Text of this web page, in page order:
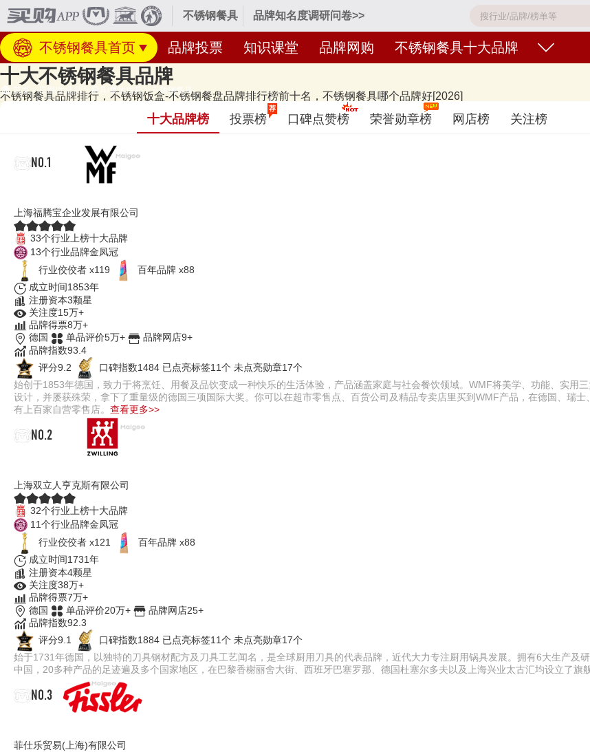
不锈钢餐具 品牌知名度调研问卷>>
不锈钢餐具首页 品牌投票 知识课堂 品牌网购 不锈钢餐具十大品牌
十大不锈钢餐具品牌
不锈钢餐具品牌排行，不锈钢饭盒-不锈钢餐盘品牌排行榜前十名，不锈钢餐具哪个品牌好[2026]
发布啦！居前十的有：WMF福腾宝、ZWILLING双立人、Fissler菲仕乐、凌丰
MAXCOOK等，上榜不锈钢餐具十大品牌榜单和著名不锈钢餐具品牌名单的是口碑好或知名度高、有实力的品牌，排名不分先后，仅供
于商标分类的第21类。榜单更新时间：2026年07月23日（每月更新）
首页 > 日用/生活品 > 厨具/餐饮用具 > 不锈钢餐具
十大品牌榜 投票榜
荐
口碑点赞榜 荣誉勋章榜 网店榜 关注榜
NO.1
上海福腾宝企业发展有限公司
33个行业上榜十大品牌
13个行业品牌金凤冠
行业佼佼者 x119
百年品牌 x88
成立时间1853年
注册资本3颗星
关注度15万+
品牌得票8万+
德国
单品评价5万+
品牌网店9+
品牌指数93.4
评分9.2
口碑指数1484 已点亮标签11个 未点亮勋章17个
始创于1853年德国，致力于将烹饪、用餐及品饮变成一种快乐的生活体验，产品涵盖家庭与社会餐饮领域。WMF将美学、功能、实用
设计，并屡获殊荣，拿下了重量级的德国三项国际大奖。你可以在超市零售点、百货公司及精品专卖店里买到WMF产品，在德国、瑞士
有上百家自营零售店。 查看更多>>
NO.2
上海双立人亨克斯有限公司
32个行业上榜十大品牌
11个行业品牌金凤冠
行业佼佼者 x121
百年品牌 x88
成立时间1731年
注册资本4颗星
关注度38万+
品牌得票7万+
德国
单品评价20万+
品牌网店25+
品牌指数92.3
评分9.1
口碑指数1884 已点亮标签11个 未点亮勋章17个
始于1731年德国，以独特的刀具钢材配方及刀具工艺闻名，是全球厨用刀具的代表品牌，近代大力专注厨用锅具发展。拥有6大生产及
中国，20多种产品的足迹遍及多个国家地区，在巴黎香榭丽舍大街、西班牙巴塞罗那、德国杜塞尔多夫以及上海兴业太古汇均设立了旗舰
NO.3
菲仕乐贸易(上海)有限公司